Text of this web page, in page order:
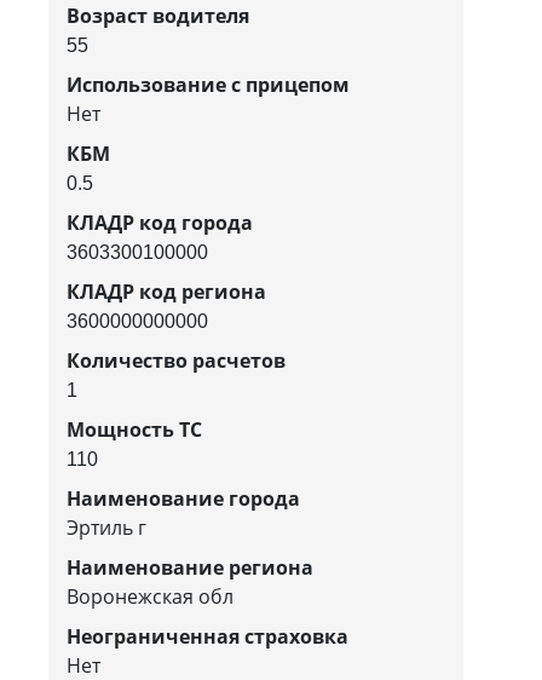
Возраст водителя
55
Использование с прицепом
Нет
КБМ
0.5
КЛАДР код города
3603300100000
КЛАДР код региона
3600000000000
Количество расчетов
1
Мощность ТС
110
Наименование города
Эртиль г
Наименование региона
Воронежская обл
Неограниченная страховка
Нет